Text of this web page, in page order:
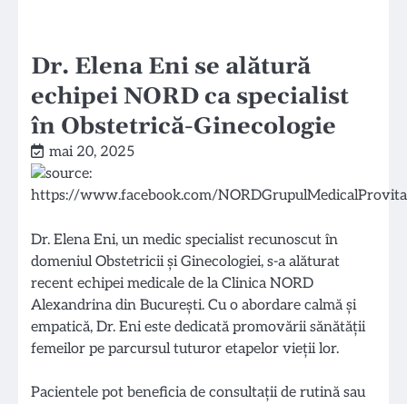
Dr. Elena Eni se alătură
echipei NORD ca specialist
în Obstetrică-Ginecologie
mai 20, 2025
Dr. Elena Eni, un medic specialist recunoscut în
domeniul Obstetricii și Ginecologiei, s-a alăturat
recent echipei medicale de la Clinica NORD
Alexandrina din București. Cu o abordare calmă și
empatică, Dr. Eni este dedicată promovării sănătății
femeilor pe parcursul tuturor etapelor vieții lor.
Pacientele pot beneficia de consultații de rutină sau